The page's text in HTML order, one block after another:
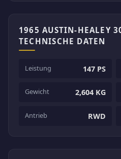
1965 AUSTIN-HEALEY
TECHNISCHE DATEN
Leistung 147 PS
Gewicht 2,604 KG
Antrieb RWD